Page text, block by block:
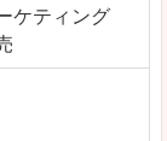
ケティング